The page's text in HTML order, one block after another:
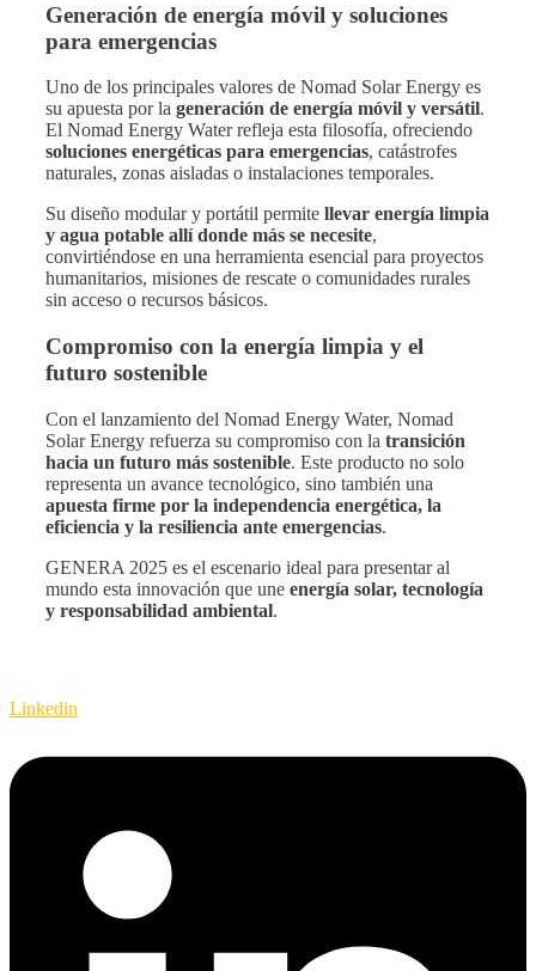
Generación de energía móvil y soluciones
para emergencias
Uno de los principales valores de Nomad Solar Energy es
su apuesta por la generación de energía móvil y versátil.
El Nomad Energy Water refleja esta filosofía, ofreciendo
soluciones energéticas para emergencias, catástrofes
naturales, zonas aisladas o instalaciones temporales.
Su diseño modular y portátil permite llevar energía limpia
y agua potable allí donde más se necesite,
convirtiéndose en una herramienta esencial para proyectos
humanitarios, misiones de rescate o comunidades rurales
sin acceso o recursos básicos.
Compromiso con la energía limpia y el
futuro sostenible
Con el lanzamiento del Nomad Energy Water, Nomad
Solar Energy refuerza su compromiso con la transición
hacia un futuro más sostenible. Este producto no solo
representa un avance tecnológico, sino también una
apuesta firme por la independencia energética, la
eficiencia y la resiliencia ante emergencias.
GENERA 2025 es el escenario ideal para presentar al
mundo esta innovación que une energía solar, tecnología
y responsabilidad ambiental.
Linkedin